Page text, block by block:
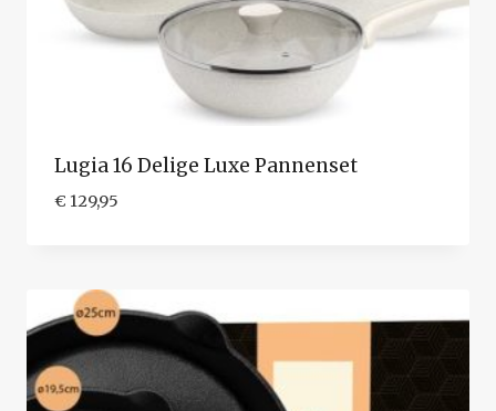
Lugia 16 Delige Luxe Pannenset
€ 129,95